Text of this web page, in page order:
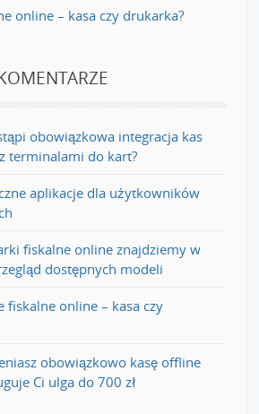
online – kasa czy drukarka?
obowiązkowa integracja kas
terminalami do kart?
aplikacje dla użytkowników
fiskalne online znajdziemy w
dostępnych modeli
fiskalne online – kasa czy
obowiązkowo kasę offline
Ci ulga do 700 zł